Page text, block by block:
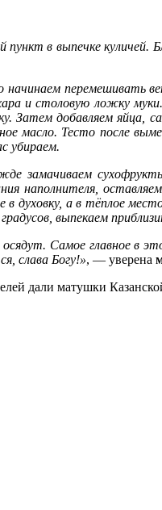
в выпечке куличей.
перемешивать
и столовую ложку
добавляем яйца,
масло. Тесто после
убираем.
замачиваем
наполнителя,
духовку, а в тёплое
выпекаем
Самое главное в
слава Богу!», — уверена
дали матушки